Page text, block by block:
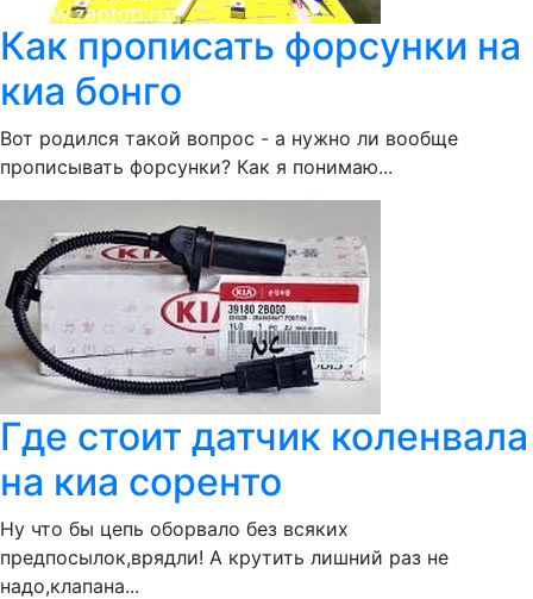
Как прописать форсунки на
киа бонго
Вот родился такой вопрос - а нужно ли вообще
прописывать форсунки? Как я понимаю...
Где стоит датчик коленвала
на киа соренто
Ну что бы цепь оборвало без всяких
предпосылок,врядли! А крутить лишний раз не
надо,клапана...